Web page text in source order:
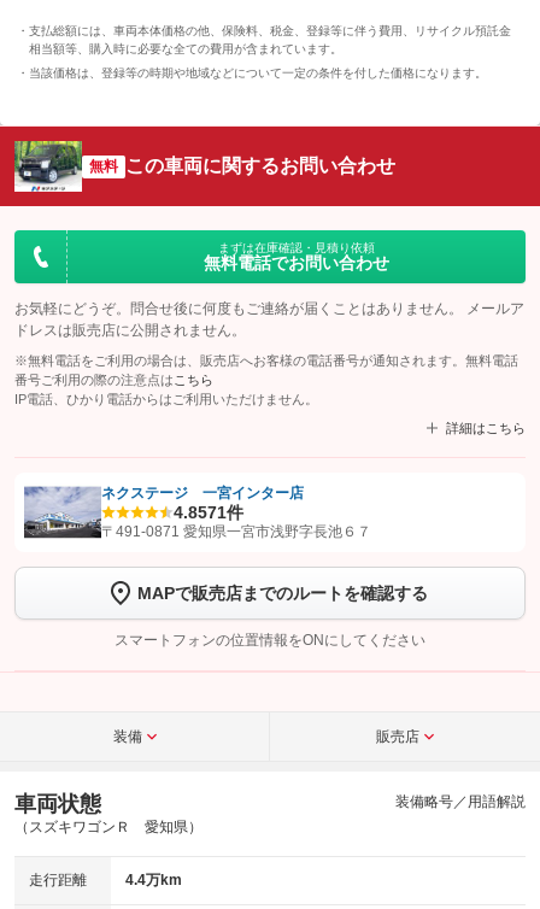
支払総額には、車両本体価格の他、保険料、税金、登録等に伴う費用、リサイクル預託金
相当額等、購入時に必要な全ての費用が含まれています。
当該価格は、登録等の時期や地域などについて一定の条件を付した価格になります。
無料 この車両に関するお問い合わせ
まずは在庫確認・見積り依頼
無料電話でお問い合わせ
お気軽にどうぞ。問合せ後に何度もご連絡が届くことはありません。 メールア
ドレスは販売店に公開されません。
※無料電話をご利用の場合は、販売店へお客様の電話番号が通知されます。無料電話
番号ご利用の際の注意点は こちら
IP電話、ひかり電話からはご利用いただけません。
詳細はこちら
【STEP1】認証画面でグーネットを友だち追加してから「許可する」ボタンを押
トーク画面で
ボタンをタップして問い合わせを
完了してください。
こちら
ネクステージ 一宮インター店
4.8571件
〒491-0871 愛知県一宮市浅野字長池６７
MAPで販売店までのルートを確認する
スマートフォンの位置情報をONにしてください
装備 販売店
車両状態
（スズキワゴンＲ 愛知県）
装備略号／用語解説
走行距離 4.4万km